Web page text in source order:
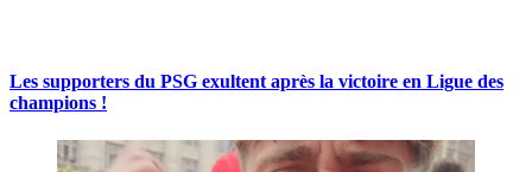
Les supporters du PSG exultent après la victoire en Ligue des
champions !